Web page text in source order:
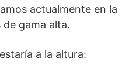
actualmente en la
gama alta.
a la altura: